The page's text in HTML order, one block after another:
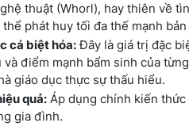
thuật (Whorl), hay thiên về
phát huy tối đa thế mạnh
cá biệt hóa:Đây là giá trị đặc
điểm mạnh bẩm sinh của
giáo dục thực sự thấu hiểu.
quả: Áp dụng chính kiến
gia đình.